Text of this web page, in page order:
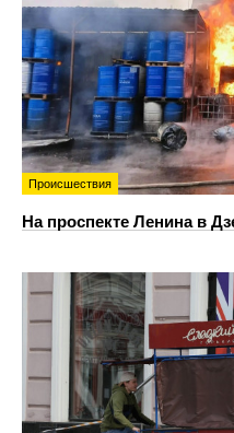
Происшествия
На проспекте Ленина в